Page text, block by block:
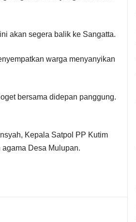
akan segera balik ke Sangatta.
warga menyanyikan
bersama didepan panggung.
Kepala Satpol PP Kutim
agama Desa Mulupan.